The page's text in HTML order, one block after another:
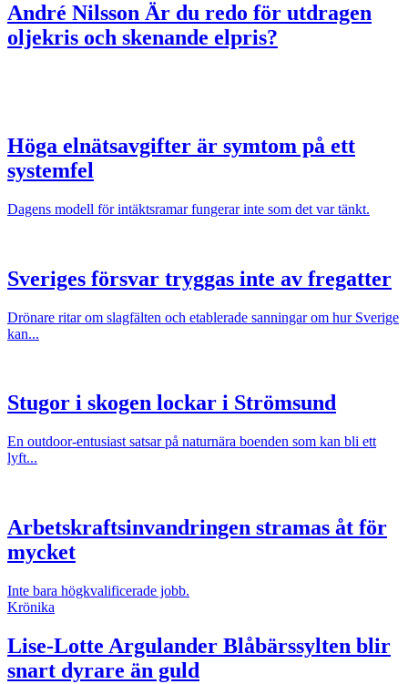
André Nilsson Är du redo för utdragen
oljekris och skenande elpris?
Höga elnätsavgifter är symtom på ett
systemfel
Dagens modell för intäktsramar fungerar inte som det var tänkt.
Sveriges försvar tryggas inte av fregatter
Drönare ritar om slagfälten och etablerade sanningar om hur Sverige
kan...
Stugor i skogen lockar i Strömsund
En outdoor-entusiast satsar på naturnära boenden som kan bli ett
lyft...
Arbetskraftsinvandringen stramas åt för
mycket
Inte bara högkvalificerade jobb.
Krönika
Lise-Lotte Argulander Blåbärssylten blir
snart dyrare än guld